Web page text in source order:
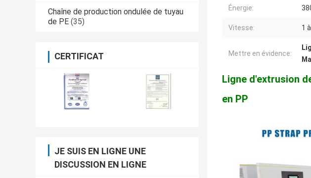
Chaîne de production ondulée de tuyau
de PE (35)
CERTIFICAT
JE SUIS EN LIGNE UNE
DISCUSSION EN LIGNE
Énergie:
Vitesse: 1
Mettre en évidence:
Ligne d'extrusion
en PP